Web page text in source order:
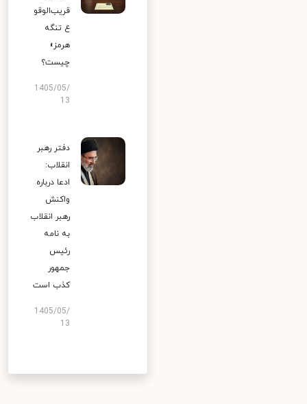
قریب‌الوقو
ع تنگه
هرمز»
چیست؟
1405/05/
13
دفتر رهبر
انقلاب:
ادعا درباره
واکنش
رهبر انقلاب
به نامه
رئیس
جمهور
کذب است
1405/05/
13